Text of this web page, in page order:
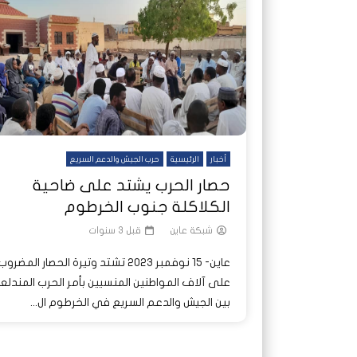
شاهد
عملتان وتطبيق مصرفي واحد.. كيف
تشظى النظام المصرفي في حرب
السودان؟
تصدر
ديون
شاهد
عملتان وتطبيق مصرفي واحد.. كيف
تشظى النظام المصرفي في حرب
السودان؟
هجمات
على
أخبار الرئيسية حرب الجيش والدعم السريع
حصار الحرب يشتد على ضاحية
الكلاكلة جنوب الخرطوم
شبكة عاين قبل 3 سنوات
عاين- 15 نوفمبر 2023 تشتد وتيرة الحصار
على آلاف المواطنين المنسيين بأمر الحرب
بين الجيش والدعم السريع في الخرطوم ال...